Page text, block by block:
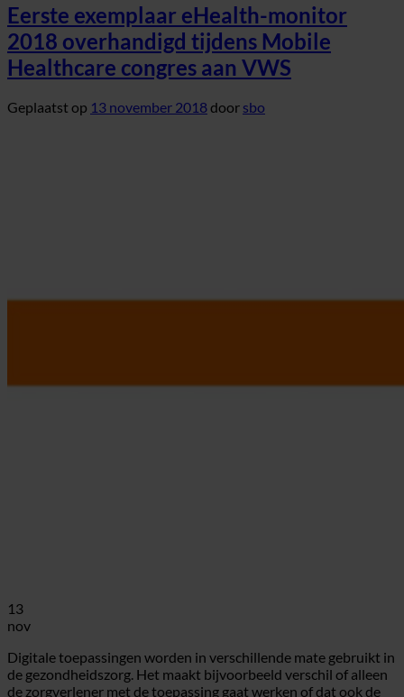
Eerste exemplaar eHealth-monitor
2018 overhandigd tijdens Mobile
Healthcare congres aan VWS
Geplaatst op 13 november 2018 door sbo
13
nov
Digitale toepassingen worden in verschillende mate gebruikt in
de gezondheidszorg. Het maakt bijvoorbeeld verschil of alleen
de zorgverlener met de toepassing gaat werken of dat ook de